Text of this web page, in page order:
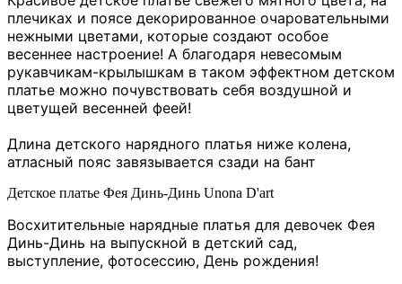
плечиках и поясе декорированное очаровательными
нежными цветами, которые создают особое
весеннее настроение! А благодаря невесомым
рукавчикам-крылышкам в таком эффектном детском
платье можно почувствовать себя воздушной и
цветущей весенней феей!
Длина детского нарядного платья ниже колена,
атласный пояс завязывается сзади на бант
Детское платье Фея Динь-Динь Unona D'art
Восхитительные нарядные платья для девочек Фея
Динь-Динь на выпускной в детский сад,
выступление, фотосессию, День рождения!